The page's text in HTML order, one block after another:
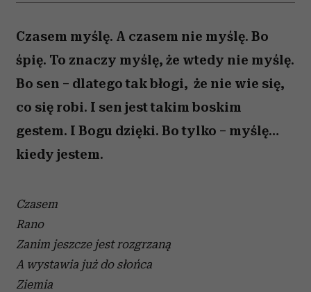
Czasem myślę. A czasem nie myślę. Bo
śpię. To znaczy myślę, że wtedy nie myślę.
Bo sen – dlatego tak błogi, że nie wie się,
co się robi. I sen jest takim boskim
gestem. I Bogu dzięki. Bo tylko – myślę…
kiedy jestem.
Czasem
Rano
Zanim jeszcze jest rozgrzaną
A wystawia już do słońca
Ziemia